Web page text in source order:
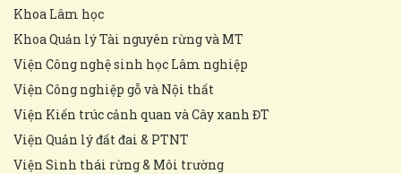
Khoa Lâm học
Khoa Quản lý Tài nguyên rừng và MT
Viện Công nghệ sinh học Lâm nghiệp
Viện Công nghiệp gỗ và Nội thất
Viện Kiến trúc cảnh quan và Cây xanh ĐT
Viện Quản lý đất đai & PTNT
Viện Sinh thái rừng & Môi trường